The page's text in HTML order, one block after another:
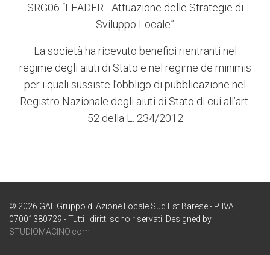
SRG06 “LEADER - Attuazione delle Strategie di
Sviluppo Locale”
La società ha ricevuto benefici rientranti nel
regime degli aiuti di Stato e nel regime de minimis
per i quali sussiste l’obbligo di pubblicazione nel
Registro Nazionale degli aiuti di Stato di cui all’art.
52 della L. 234/2012
© 2026 GAL Gruppo di Azione Locale Sud Est Barese - P. IVA
07001380729 - Tutti i diritti sono riservati. Designed by
STUDIOMACINO.com